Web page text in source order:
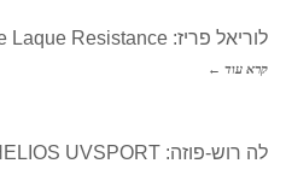
לוריאל פריז: Infallible Laque Resistance
קרא עוד ←
לה רוש-פוזה: ANTHELIOS UVSPORT